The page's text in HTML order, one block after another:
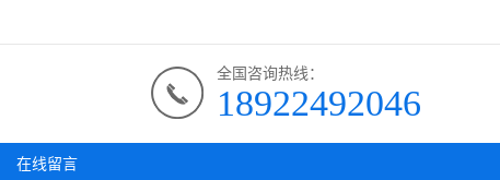
全国咨询热线：
18922492046
在线留言